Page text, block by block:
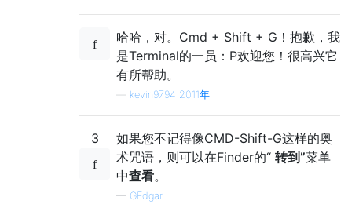
哈哈，对。Cmd + Shift + G！抱歉，我
是Terminal的一员：P欢迎您！很高兴它
有所帮助。
kevin9794 2011年
3
如果您不记得像CMD-Shift-G这样的奥
术咒语，则可以在Finder的“ 转到”菜单
中查看。
— GEdgar